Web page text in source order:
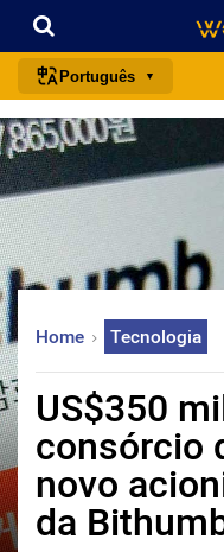
Português
português (BR)
english
español
italiano
日本語
русский
한국어
العربية
ไทย
Home Tecnologia
US$350
consórcio
novo
da